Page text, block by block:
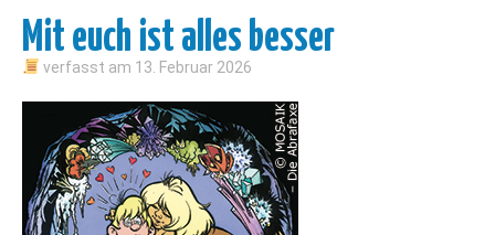
Mit euch ist alles besser
verfasst am 13. Februar 2026